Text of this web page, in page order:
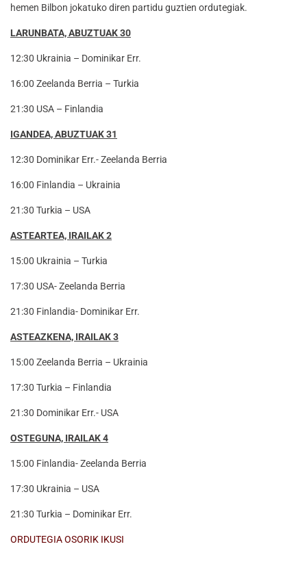
hemen Bilbon jokatuko diren partidu guztien ordutegiak.
LARUNBATA, ABUZTUAK 30
12:30 Ukrainia – Dominikar Err.
16:00 Zeelanda Berria – Turkia
21:30 USA – Finlandia
IGANDEA, ABUZTUAK 31
12:30 Dominikar Err.- Zeelanda Berria
16:00 Finlandia – Ukrainia
21:30 Turkia – USA
ASTEARTEA, IRAILAK 2
15:00 Ukrainia – Turkia
17:30 USA- Zeelanda Berria
21:30 Finlandia- Dominikar Err.
ASTEAZKENA, IRAILAK 3
15:00 Zeelanda Berria – Ukrainia
17:30 Turkia – Finlandia
21:30 Dominikar Err.- USA
OSTEGUNA, IRAILAK 4
15:00 Finlandia- Zeelanda Berria
17:30 Ukrainia – USA
21:30 Turkia – Dominikar Err.
ORDUTEGIA OSORIK IKUSI